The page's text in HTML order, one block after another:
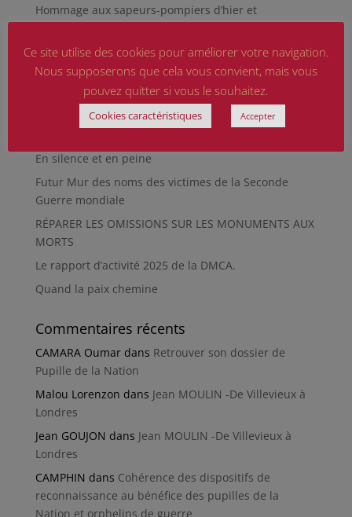
Hommage aux sapeurs-pompiers d’hier et
Qu’est-ce qu’était le Sentier des Passeurs, durant la
Seconde Guerre mondiale, à Moussey ?
La revue « Entre les lignes » éditée par l’équipe du
musée de Besançon
En silence et en peine
Futur Mur des noms des victimes de la Seconde
Guerre mondiale
RÉPARER LES OMISSIONS SUR LES MONUMENTS AUX
MORTS
Le rapport d’activité 2025 de la DMCA.
Quand la paix chemine
Commentaires récents
CAMARA Oumardans Retrouver son dossier de
Pupille de la Nation
Malou Lorenzon dans Jean MOULIN -De Villevieux à
Londres
Jean GOUJON dans Jean MOULIN -De Villevieux à
Londres
CAMPHIN dans Cohérence des dispositifs de
reconnaissance au bénéfice des pupilles de la
Nation et orphelins de guerre
Ce site utilise des cookies pour améliorer votre navigation.
Nous supposerons que cela vous convient, mais vous
pouvez quitter si vous le souhaitez.
Cookies caractéristiques Accepter